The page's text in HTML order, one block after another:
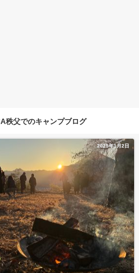
秩父でのキャンプブログ
2025年1月2日